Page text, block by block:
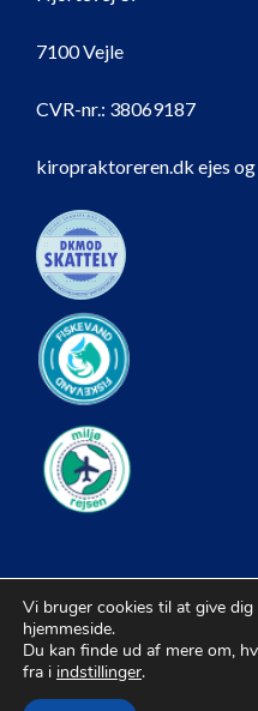
7100 Vejle
CVR-nr.: 38069187
kiropraktoreren.dk ejes
Vi bruger cookies til at give
hjemmeside.
Du kan finde ud af mere om,
fra i indstillinger.